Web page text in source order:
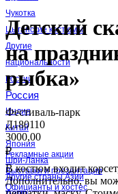
Чукотка
Цыганские костюмы
Другие
национальности
России
Россия
Индия
Китай
Япония
Шри-Ланка
Другие страны Азии
Рекламные акции
Выставки и презентации
Официанты и хостес
Детский
на
рыбка»
Фестиваль-парк
Д180110
3000,00
₽
В костюм входит
Дополнительно, вы